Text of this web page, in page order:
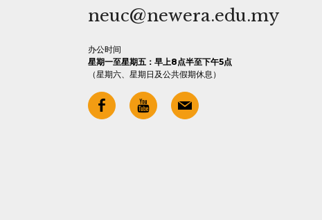
neuc@newera.edu.my
办公时间
星期一至星期五：早上8点半至下午5点
（星期六、星期日及公共假期休息）